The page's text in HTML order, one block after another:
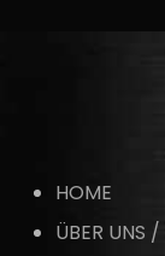
HOME
ÜBER UNS /